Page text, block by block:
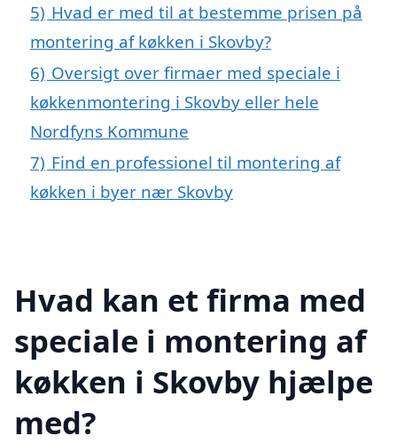
5) Hvad er med til at bestemme prisen på
montering af køkken i Skovby?
6) Oversigt over firmaer med speciale i
køkkenmontering i Skovby eller hele
Nordfyns Kommune
7) Find en professionel til montering af
køkken i byer nær Skovby
Hvad kan et firma med
speciale i montering af
køkken i Skovby hjælpe
med?